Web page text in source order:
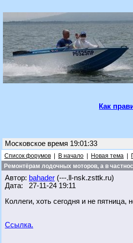
Как
Московское время 19:01:33
Список форумов В начало Новая тема
Ремонтёрам лодочных моторов, а в
Автор: bahader (---.ll-nsk.zsttk.ru)
Дата: 27-11-24 19:11
Коллеги, хоть сегодня и не пятница,
Ссылка.